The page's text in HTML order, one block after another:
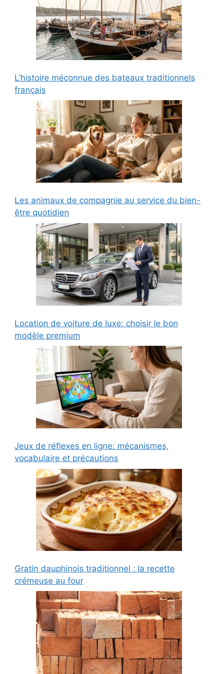
L’histoire méconnue des bateaux traditionnels
français
Les animaux de compagnie au service du bien-
être quotidien
Location de voiture de luxe: choisir le bon
modèle premium
Jeux de réflexes en ligne: mécanismes,
vocabulaire et précautions
Gratin dauphinois traditionnel : la recette
crémeuse au four